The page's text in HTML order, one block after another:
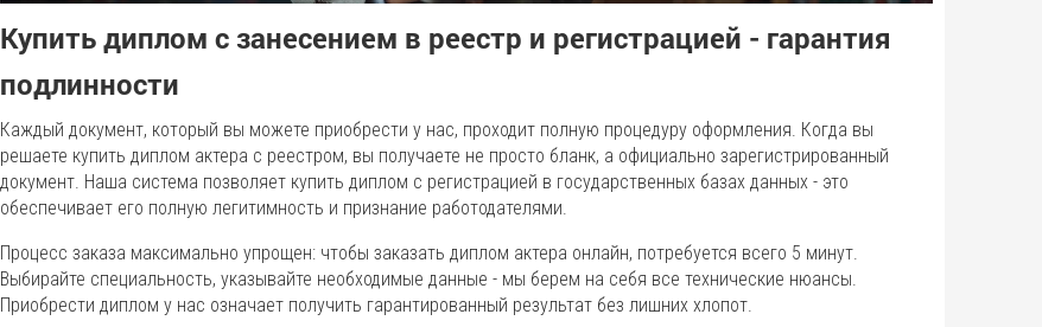
Купить диплом с занесением в реестр и регистрацией - гарантия
подлинности
Каждый документ, который вы можете приобрести у нас, проходит полную процедуру оформления. Когда вы
решаете купить диплом актера с реестром, вы получаете не просто бланк, а официально зарегистрированный
документ. Наша система позволяет купить диплом с регистрацией в государственных базах данных - это
обеспечивает его полную легитимность и признание работодателями.
Процесс заказа максимально упрощен: чтобы заказать диплом актера онлайн, потребуется всего 5 минут.
Выбирайте специальность, указывайте необходимые данные - мы берем на себя все технические нюансы.
Приобрести диплом у нас означает получить гарантированный результат без лишних хлопот.